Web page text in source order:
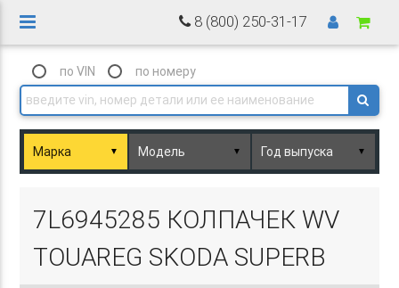
8 (800) 250-31-17
по VIN по номеру
▼ ▼ ▼
7L6945285 КОЛПАЧЕК WV
TOUAREG SKODA SUPERB